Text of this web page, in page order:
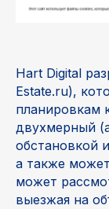
Hart Digital
Estate.ru),
планировкам
двухмерный
обстановкой
а также
может
выезжая на